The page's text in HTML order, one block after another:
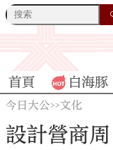
首頁 白海豚
今日大公>>文化
設計營商